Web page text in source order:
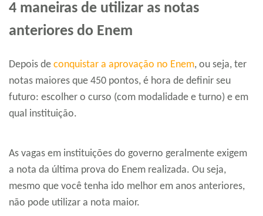
4 maneiras de utilizar as notas
anteriores do Enem
Depois de conquistar a aprovação no Enem, ou seja, ter
notas maiores que 450 pontos, é hora de definir seu
futuro: escolher o curso (com modalidade e turno) e em
qual instituição.
As vagas em instituições do governo geralmente exigem
a nota da última prova do Enem realizada. Ou seja,
mesmo que você tenha ido melhor em anos anteriores,
não pode utilizar a nota maior.